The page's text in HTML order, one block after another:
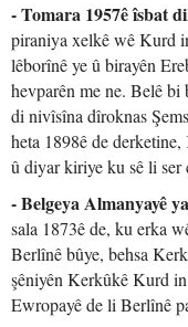
- Tomara 1957ê îsbat
piraniya xelkê wê Kurd
lêborînê ye û birayên
hevparên me ne. Belê
di nivîsîna dîroknas
heta 1898ê de
û diyar kiriye ku sê li
- Belgeya Almanyayê
sala 1873ê de, ku erka
Berlînê bûye, behsa
şêniyên Kerkûkê Kurd
Ewropayê de li Berlînê